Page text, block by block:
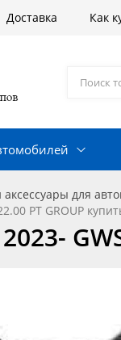
Доставка Как
для
PT GROUP